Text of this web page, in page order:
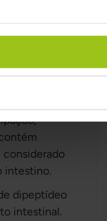
para
e boca seca.
considerado
intestino.
dipeptídeo
intestinal.